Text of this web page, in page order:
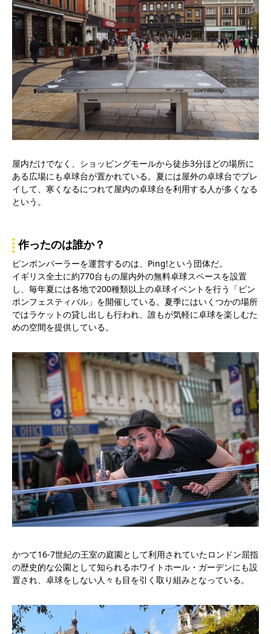
屋内だけでなく、ショッピングモールから徒歩3分ほどの場所に
ある広場にも卓球台が置かれている。夏には屋外の卓球台でプレ
イして、寒くなるにつれて屋内の卓球台を利用する人が多くなる
という。
作ったのは誰か？
ピンポンパーラーを運営するのは、Ping!という団体だ。
イギリス全土に約770台もの屋内外の無料卓球スペースを設置
し、毎年夏には各地で200種類以上の卓球イベントを行う「ピン
ポンフェスティバル」を開催している。夏季にはいくつかの場所
ではラケットの貸し出しも行われ、誰もが気軽に卓球を楽しむた
めの空間を提供している。
かつて16-7世紀の王室の庭園として利用されていたロンドン屈指
の歴史的な公園として知られるホワイトホール・ガーデンにも設
置され、卓球をしない人々も目を引く取り組みとなっている。